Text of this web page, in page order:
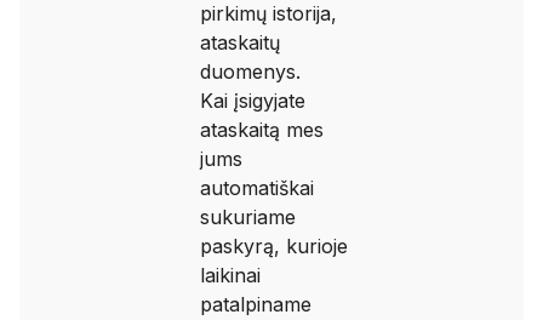
pirkimų istorija,
ataskaitų
duomenys.
Kai įsigyjate
ataskaitą mes
jums
automatiškai
sukuriame
paskyrą, kurioje
laikinai
patalpiname